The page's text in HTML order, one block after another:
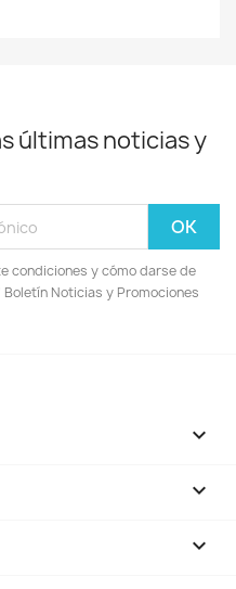
últimas noticias y
condiciones y cómo darse de
Noticias y Promociones


